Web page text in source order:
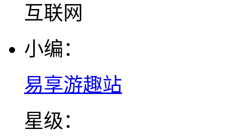
互联网
小编：
易享游趣站
星级：